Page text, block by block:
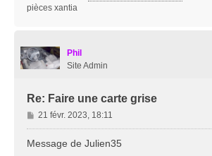
pièces xantia
Phil
Site Admin
Re: Faire une carte grise
M
e
s
21 févr. 2023, 18:11
Message de Julien35